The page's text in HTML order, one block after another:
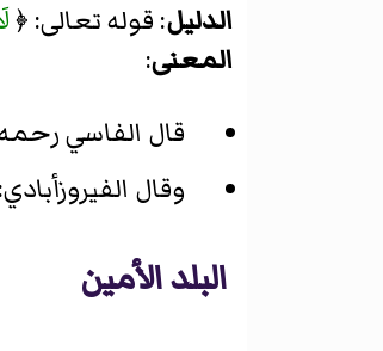
الدليل: قوله تعالى: ﴿
المعنى:
قال الفاسي رحمه
وقال
البلد الأمين